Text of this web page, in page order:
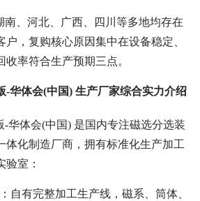
南、河北、广西、四川等多地均存在
户，复购核心原因集中在设备稳定、
率符合生产预期三点。
-华体会(中国) 生产厂家综合实力介绍
-华体会(中国) 是国内专注磁选分选装
体化制造厂商，拥有标准化生产加工
验室：
自有完整加工生产线，磁系、筒体、